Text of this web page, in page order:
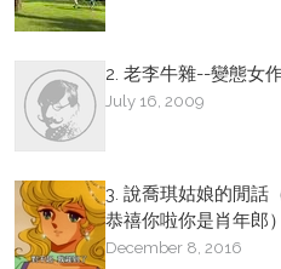
2. 老李牛雜--變態女
July 16, 2009
3. 說喬琪姑娘的閒話
恭禧你啦你是肖年郎）
December 8, 2016